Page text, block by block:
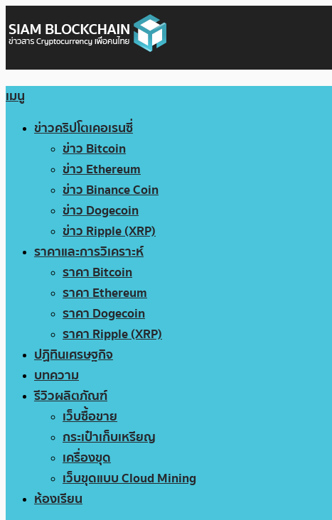
เมนู
ข่าวคริปโตเคอเรนซี่
ข่าว Bitcoin
ข่าว Ethereum
ข่าว Binance Coin
ข่าว Dogecoin
ข่าว Ripple (XRP)
ราคาและการวิเคราะห์
ราคา Bitcoin
ราคา Ethereum
ราคา Dogecoin
ราคา Ripple (XRP)
ปฏิทินเศรษฐกิจ
บทความ
รีวิวผลิตภัณฑ์
เว็บซื้อขาย
กระเป๋าเก็บเหรียญ
เครื่องขุด
เว็บขุดแบบ Cloud Mining
ห้องเรียน